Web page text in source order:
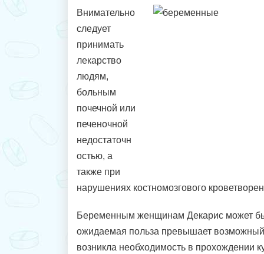
Внимательно
следует
принимать
лекарство
людям,
больным
почечной или
печеночной
недостаточн
остью, а
также при
нарушениях костномозгового
Беременным женщинам Декарис может
ожидаемая польза превышает
возникла необходимость в прохождении